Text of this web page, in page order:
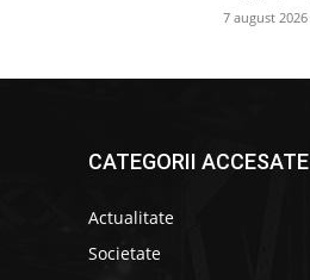
7 august 2026
CATEGORII ACCESATE
Actualitate
Societate